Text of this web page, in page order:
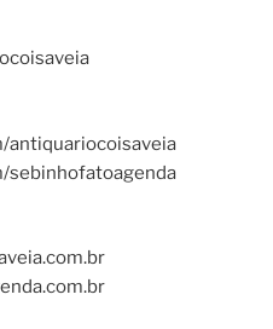
antiquariocoisaveia
sebinhofatoagenda